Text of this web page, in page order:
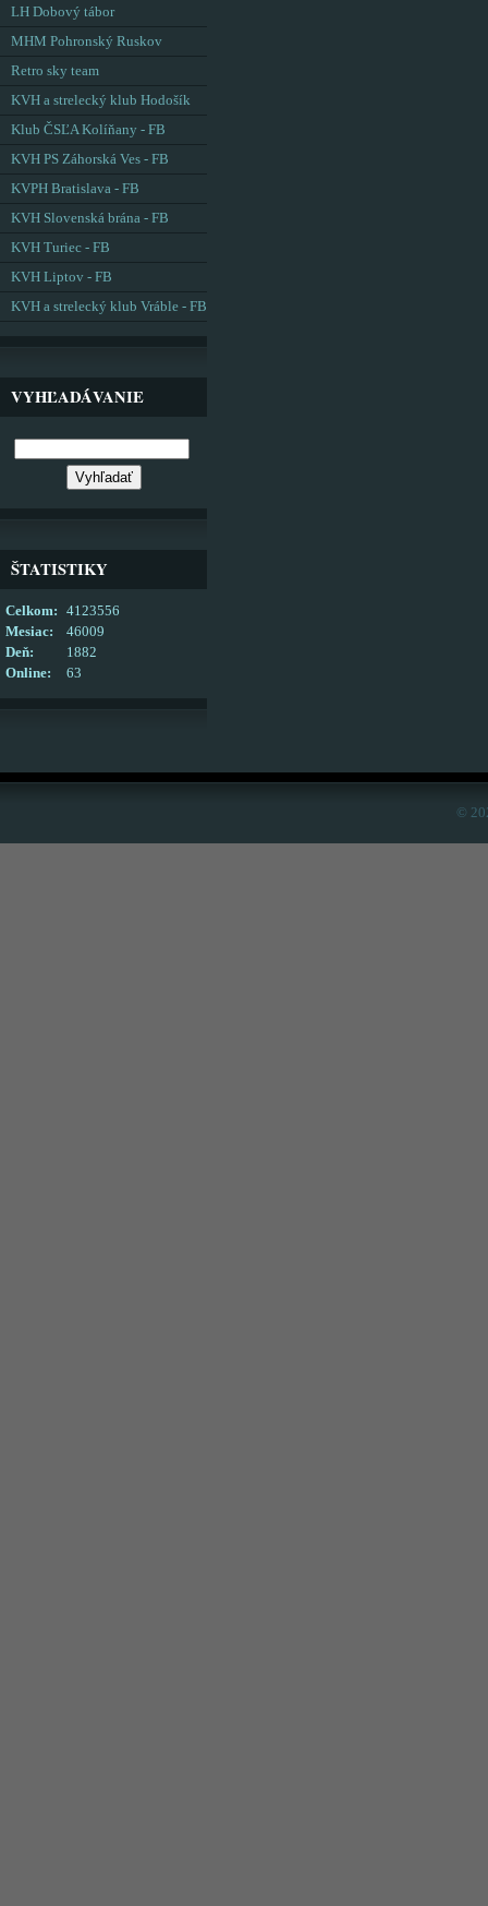
LH Dobový tábor
MHM Pohronský Ruskov
Retro sky team
KVH a strelecký klub Hodošík
Klub ČSĽA Kolíňany - FB
KVH PS Záhorská Ves - FB
KVPH Bratislava - FB
KVH Slovenská brána - FB
KVH Turiec - FB
KVH Liptov - FB
KVH a strelecký klub Vráble - FB
VYHĽADÁVANIE
ŠTATISTIKY
Online: 63
Celkom:
4123556
Mesiac:
46009
Deň:
1882
©